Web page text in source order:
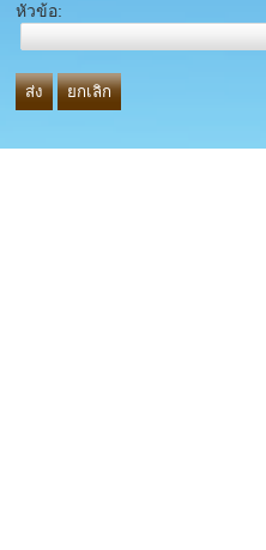
หัวข้อ:
ส่ง ยกเลิก